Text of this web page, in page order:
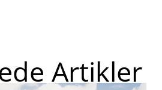
Artikler